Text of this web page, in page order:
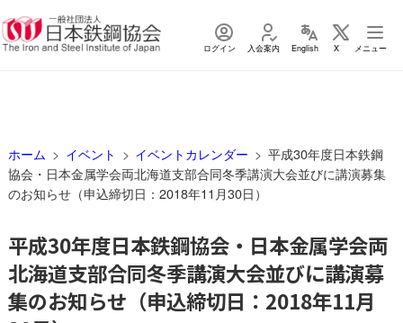
ログイン 入会案内 English X メニュー
ホーム イベント イベントカレンダー
平成30年度日本鉄鋼
協会・日本金属学会両北海道支部合同冬季講演大会並びに講演募集
のお知らせ（申込締切日：2018年11月30日）
平成30年度日本鉄鋼協会・日本金属学会両
北海道支部合同冬季講演大会並びに講演募
集のお知らせ（申込締切日：2018年11月